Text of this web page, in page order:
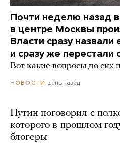
Почти неделю назад
в центре Москвы
Власти сразу
и сразу же перестали
Вот какие вопросы до сих
НОВОСТИ день назад
Путин поговорил с
которого в прошлом
блогеры